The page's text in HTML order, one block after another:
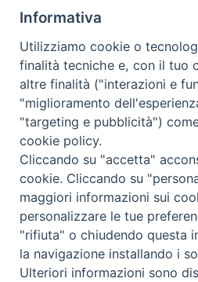
via Bonporti, 20 – 35141 Padova
tel: +39 351 619 2354
e mail:
sede: Casa Sant'Andrea
via Valmarana, 20 – 35133 Padova
instagram:
e mail:
Copyright© ChiesadiPadova2022
Preferenze
Informativa
Utilizziamo cookie o
finalità tecniche e, con il tuo
altre finalità ("interazioni e
"miglioramento
"targeting e pubblicità")
cookie policy.
Cliccando su "accetta"
cookie. Cliccando su
maggiori informazioni sui
personalizzare le tue
"rifiuta" o chiudendo questa
la navigazione installando i
Ulteriori informazioni sono